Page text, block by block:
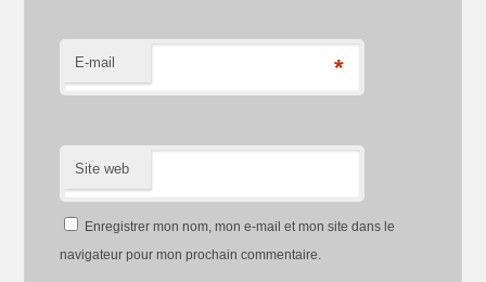
E-mail *
Site web
Enregistrer mon nom, mon e-mail et mon site dans le
navigateur pour mon prochain commentaire.